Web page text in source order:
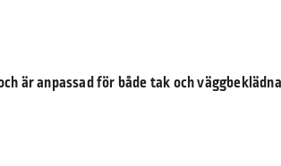
är anpassad för både tak och